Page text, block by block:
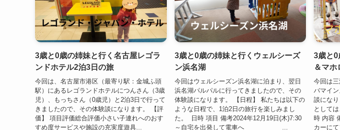
3歳と0歳の姉妹と行く名古屋レゴラ
ンドホテル2泊3日の旅
今回は、名古屋市港区（最寄り駅：金城ふ頭
駅）にあるレゴランドホテルにつんさん（3歳
児）、もっちさん（0歳児）と2泊3日で行って
きましたので、その体験談になります。 【評
価】 項目評価総合評価小さい子連れへのおす
すめ度サービスや施設の充実度遊具...
3歳と0歳の姉妹と行くウェルシーズ
ン浜名湖
今回はウェルシーズン浜名湖に泊まり、翌日
浜名湖パルパルに行ってきましたので、その
体験談になります。 【日程】 私たちは以下の
ような日程で、1泊2日の旅行を楽しみまし
た。 日時 項目 備考2024年12月19日(木)7:30
～自宅を出発して電車へ ...
3歳と0
＆マホ
今回は
バマイ
談にな
として
時 内容
カーにて